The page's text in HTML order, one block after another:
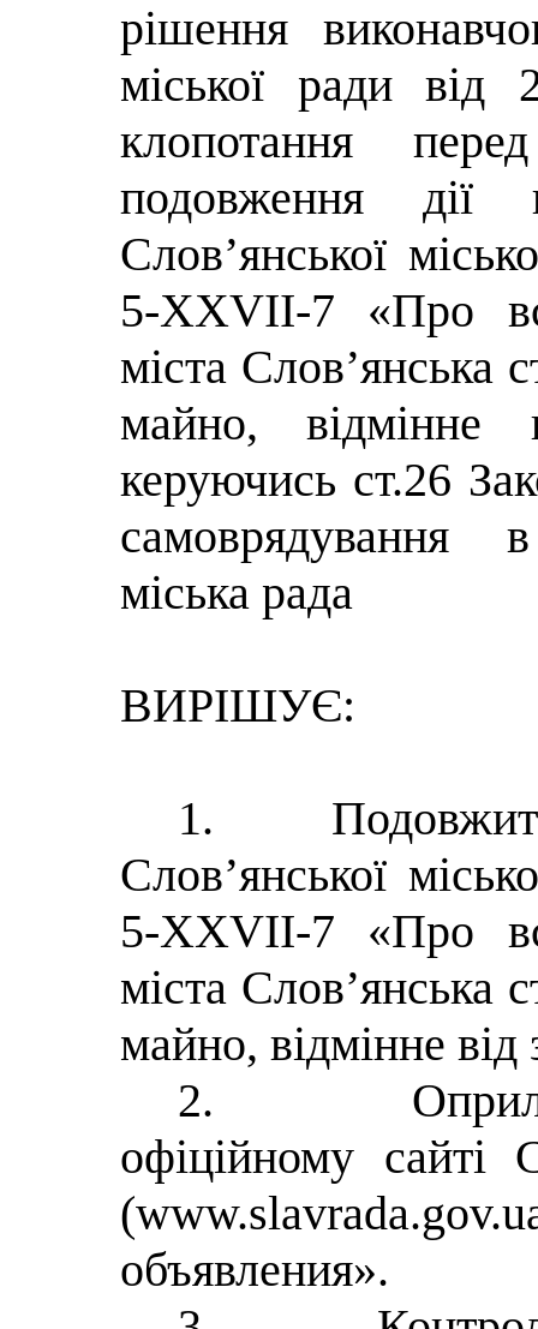
рішення
міської ради
клопотання
подовження
Слов’янської
5-XXVII-7 «Про
міста Слов’янська
майно, відмінне
керуючись ст.26
самоврядування
міська рада
ВИРІШУЄ:
1.
Слов’янської
5-XXVII-7 «Про
міста Слов’янська
майно, відмінне від
2.
офіційному сайті
объявления».